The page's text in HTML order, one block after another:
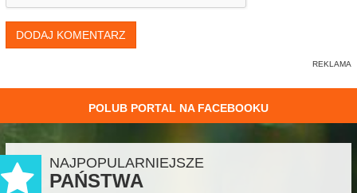
DODAJ KOMENTARZ
POLUB PORTAL NA FACEBOOKU
NAJPOPULARNIEJSZE
PAŃSTWA